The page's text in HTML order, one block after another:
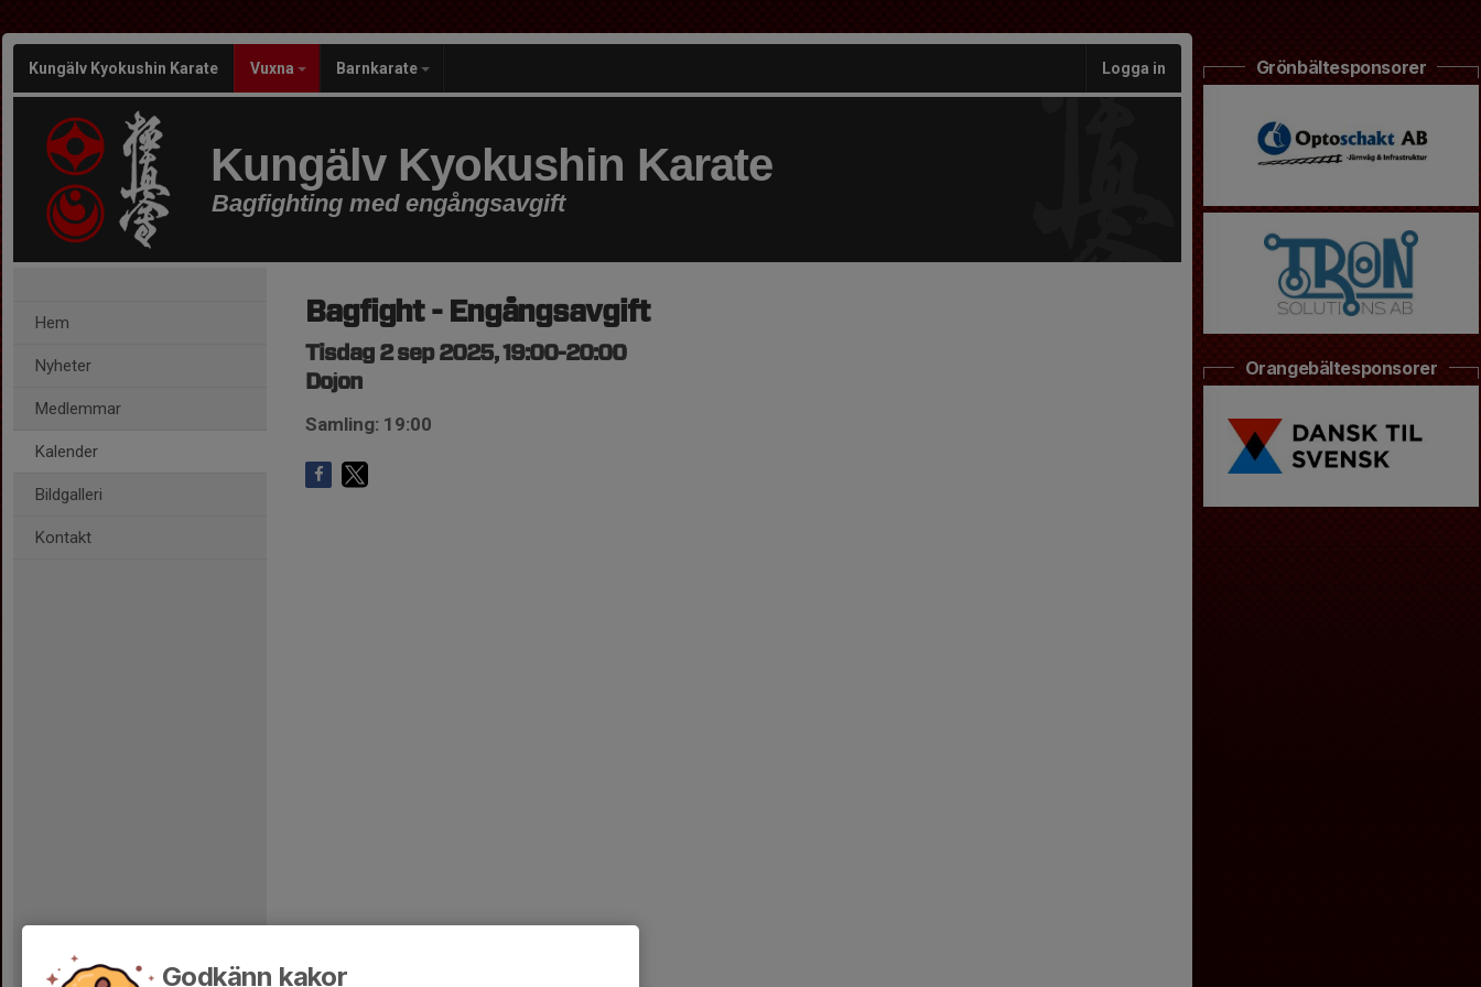
Kungälv Kyokushin Karate Vuxna Barnkarate Logga in
Kungälv Kyokushin Karate
Bagfighting med engångsavgift
Hem
Nyheter
Medlemmar
Kalender
Bildgalleri
Kontakt
Bagfight - Engångsavgift
Tisdag 2 sep 2025, 19:00-20:00
Dojon
Samling: 19:00
Grönbältesponsorer
Orangebältesponsorer
Godkänn kakor